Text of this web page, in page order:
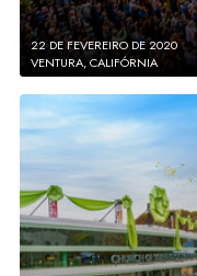
22 DE FEVEREIRO DE 2020
VENTURA, CALIFÓRNIA